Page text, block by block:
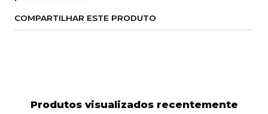
COMPARTILHAR ESTE PRODUTO
Produtos visualizados recentemente